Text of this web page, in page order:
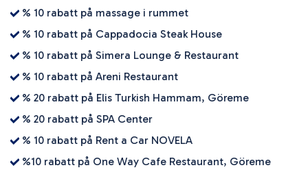
% 10 rabatt på massage i rummet
% 10 rabatt på Cappadocia Steak House
% 10 rabatt på Simera Lounge & Restaurant
% 10 rabatt på Areni Restaurant
% 20 rabatt på Elis Turkish Hammam, Göreme
% 20 rabatt på SPA Center
% 10 rabatt på Rent a Car NOVELA
%10 rabatt på One Way Cafe Restaurant, Göreme